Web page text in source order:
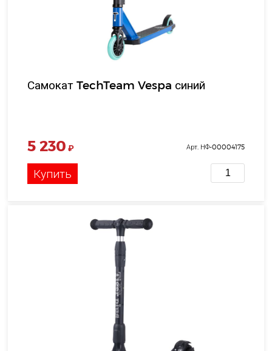
Самокат TechTeam Vespa синий
5 230 ₽ Арт. НФ-00004175
Купить